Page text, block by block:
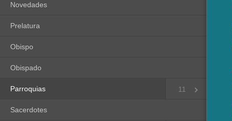
Novedades
Prelatura
Obispo
Obispado
11
Parroquias
Sacerdotes